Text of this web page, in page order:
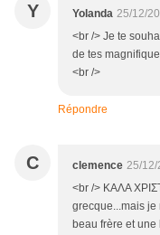
Y Yolanda 25/12/
<br /> Je te
de tes
<br />
Répondre
C clemence 25/12/
<br /> ΚΑΛΑ
grecque...mais
beau frère et